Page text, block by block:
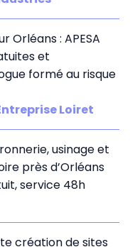
Orléans : APESA
et
formé au risque
Loiret
usinage et
près d’Orléans
service 48h
création de sites